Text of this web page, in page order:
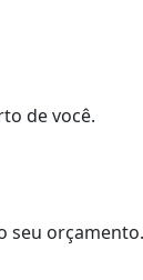
de você.
seu orçamento.